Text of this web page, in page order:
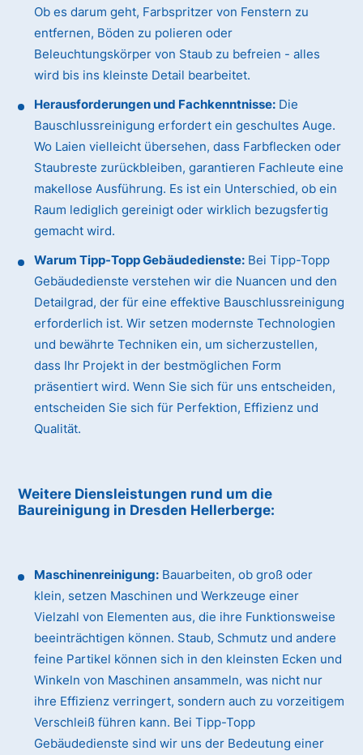
Ob es darum geht, Farbspritzer von Fenstern zu
entfernen, Böden zu polieren oder
Beleuchtungskörper von Staub zu befreien - alles
wird bis ins kleinste Detail bearbeitet.
Herausforderungen und Fachkenntnisse: Die
Bauschlussreinigung erfordert ein geschultes Auge.
Wo Laien vielleicht übersehen, dass Farbflecken oder
Staubreste zurückbleiben, garantieren Fachleute eine
makellose Ausführung. Es ist ein Unterschied, ob ein
Raum lediglich gereinigt oder wirklich bezugsfertig
gemacht wird.
Warum Tipp-Topp Gebäudedienste: Bei Tipp-Topp
Gebäudedienste verstehen wir die Nuancen und den
Detailgrad, der für eine effektive Bauschlussreinigung
erforderlich ist. Wir setzen modernste Technologien
und bewährte Techniken ein, um sicherzustellen,
dass Ihr Projekt in der bestmöglichen Form
präsentiert wird. Wenn Sie sich für uns entscheiden,
entscheiden Sie sich für Perfektion, Effizienz und
Qualität.
Weitere Diensleistungen rund um die
Baureinigung in Dresden Hellerberge:
Maschinenreinigung: Bauarbeiten, ob groß oder
klein, setzen Maschinen und Werkzeuge einer
Vielzahl von Elementen aus, die ihre Funktionsweise
beeinträchtigen können. Staub, Schmutz und andere
feine Partikel können sich in den kleinsten Ecken und
Winkeln von Maschinen ansammeln, was nicht nur
ihre Effizienz verringert, sondern auch zu vorzeitigem
Verschleiß führen kann. Bei Tipp-Topp
Gebäudedienste sind wir uns der Bedeutung einer